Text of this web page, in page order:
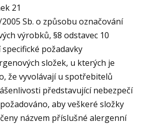
21
2005 Sb. o způsobu označování
výrobků, §8 odstavec 10
požadavky
složek, u kterých je
že vyvolávají u spotřebitelů
představující nebezpečí
aby veškeré složky
názvem příslušné alergenní